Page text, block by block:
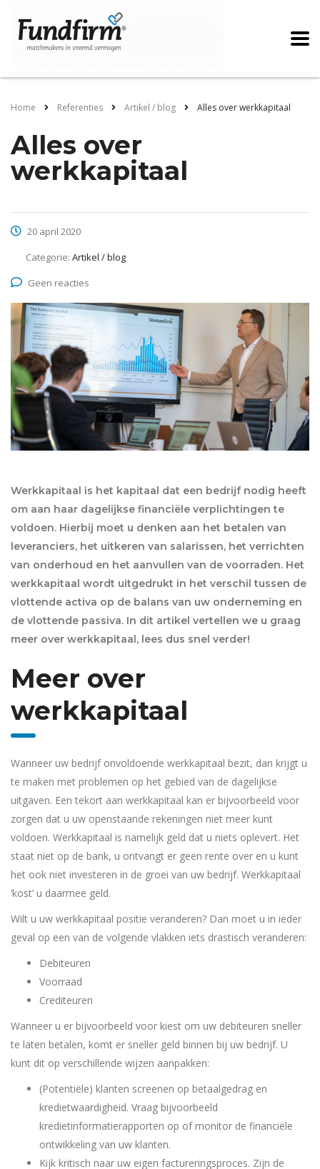
Home Referenties Artikel / blog Alles over werkkapitaal
Alles over
werkkapitaal
20 april 2020
Categorie: Artikel / blog
Geen reacties
Werkkapitaal is het kapitaal dat een bedrijf nodig heeft
om aan haar dagelijkse financiële verplichtingen te
voldoen. Hierbij moet u denken aan het betalen van
leveranciers, het uitkeren van salarissen, het verrichten
van onderhoud en het aanvullen van de voorraden. Het
werkkapitaal wordt uitgedrukt in het verschil tussen de
vlottende activa op de balans van uw onderneming en
de vlottende passiva. In dit artikel vertellen we u graag
meer over werkkapitaal, lees dus snel verder!
Meer over
werkkapitaal
Wanneer uw bedrijf onvoldoende werkkapitaal bezit, dan krijgt u
te maken met problemen op het gebied van de dagelijkse
uitgaven. Een tekort aan werkkapitaal kan er bijvoorbeeld voor
zorgen dat u uw openstaande rekeningen niet meer kunt
voldoen. Werkkapitaal is namelijk geld dat u niets oplevert. Het
staat niet op de bank, u ontvangt er geen rente over en u kunt
het ook niet investeren in de groei van uw bedrijf. Werkkapitaal
‘kost’ u daarmee geld.
Wilt u uw werkkapitaal positie veranderen? Dan moet u in ieder
geval op een van de volgende vlakken iets drastisch veranderen:
Debiteuren
Voorraad
Crediteuren
Wanneer u er bijvoorbeeld voor kiest om uw debiteuren sneller
te laten betalen, komt er sneller geld binnen bij uw bedrijf. U
kunt dit op verschillende wijzen aanpakken:
(Potentiële) klanten screenen op betaalgedrag en
kredietwaardigheid. Vraag bijvoorbeeld
kredietinformatierapporten op of monitor de financiële
ontwikkeling van uw klanten.
Kijk kritisch naar uw eigen factureringsproces. Zijn de